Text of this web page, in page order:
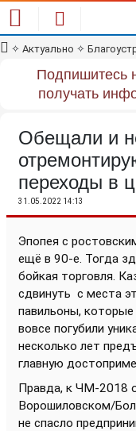
✧ Актуально ✧
Подпишитесь
получать
Обещали и
переходы в
31.05.2022 14:13
Эпопея с
ещё в 90-е. Тогда
бойкая торговля.
сдвинуть с места
павильоны, которые
вовсе погубили
несколько лет
главную
Правда, к ЧМ-2018
Ворошиловском/
не спасло